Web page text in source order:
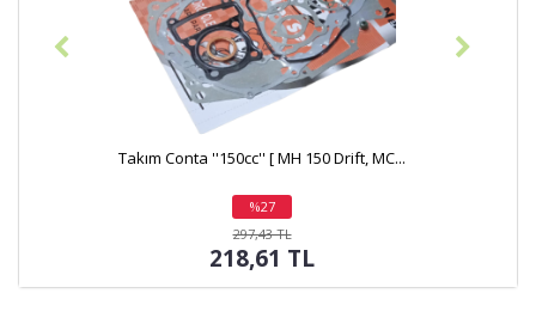
Silindir Set ''150cc/62mm'' [ Perno:13/B...
indirim
1.409,40 TL
1.245,13 TL